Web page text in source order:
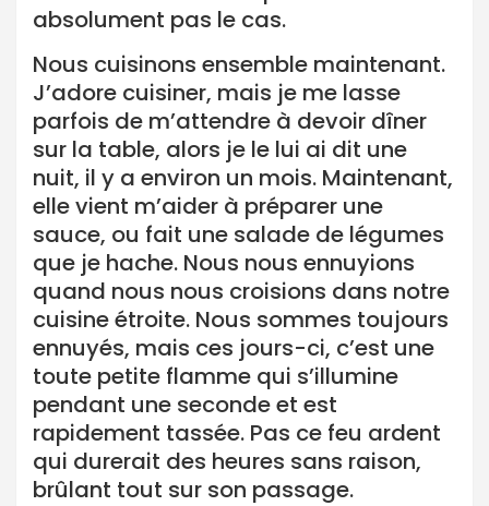
absolument pas le cas.
Nous cuisinons ensemble maintenant.
J’adore cuisiner, mais je me lasse
parfois de m’attendre à devoir dîner
sur la table, alors je le lui ai dit une
nuit, il y a environ un mois. Maintenant,
elle vient m’aider à préparer une
sauce, ou fait une salade de légumes
que je hache. Nous nous ennuyions
quand nous nous croisions dans notre
cuisine étroite. Nous sommes toujours
ennuyés, mais ces jours-ci, c’est une
toute petite flamme qui s’illumine
pendant une seconde et est
rapidement tassée. Pas ce feu ardent
qui durerait des heures sans raison,
brûlant tout sur son passage.